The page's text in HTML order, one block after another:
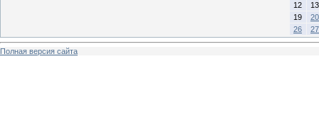
12
13
19
20
26
27
Полная версия сайта